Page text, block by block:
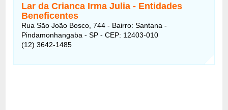
Lar da Crianca Irma Julia - Entidades
Beneficentes
Rua São João Bosco, 744 - Bairro: Santana -
Pindamonhangaba - SP - CEP: 12403-010
(12) 3642-1485